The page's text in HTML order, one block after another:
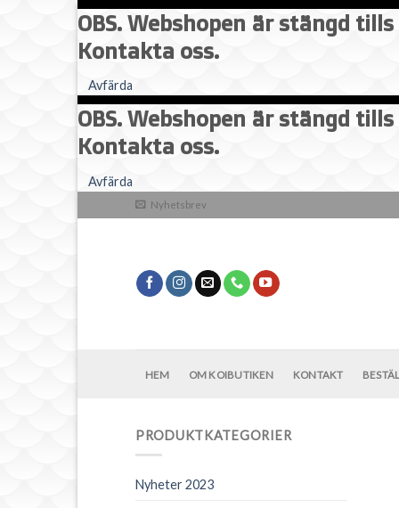
OBS. Webshopen är stängd
Kontakta oss.
Avfärda
OBS. Webshopen är stängd
Kontakta oss.
Avfärda
to
content
Nyhetsbrev
HEM OM KOIBUTIKEN KONTAKT
PRODUKTKATEGORIER
Nyheter 2023